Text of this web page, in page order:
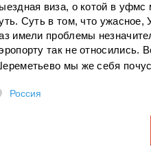
виза, о котой в уфмс
Суть в том, что
имели проблемы
так не относились.
мы же себя
Россия